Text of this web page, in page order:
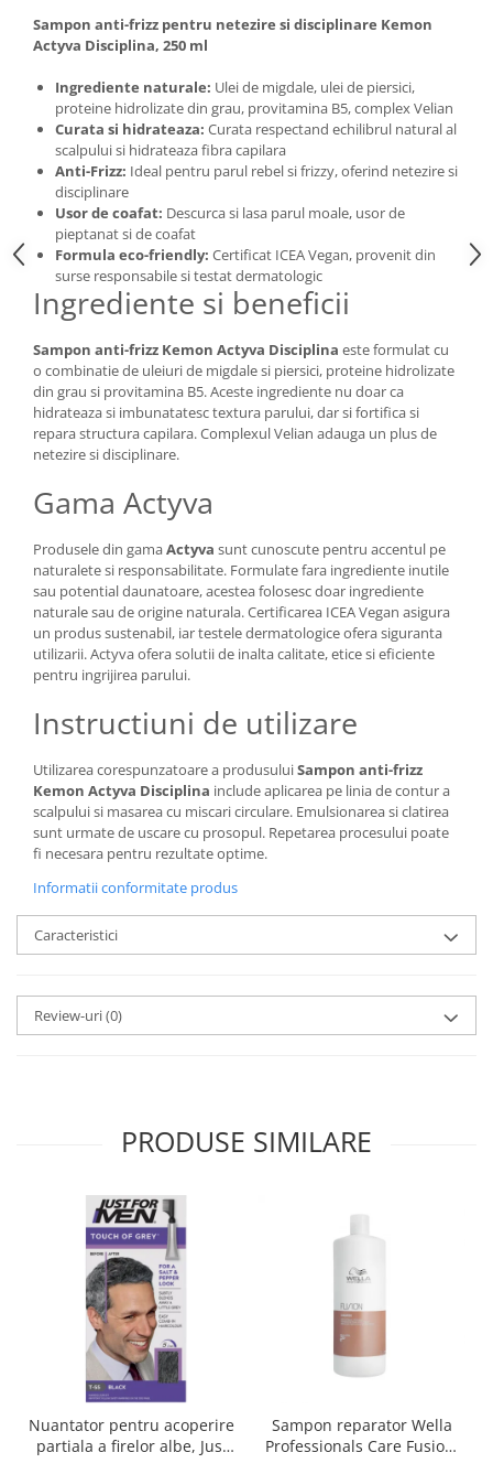
Sampon anti-frizz pentru netezire si disciplinare Kemon
Actyva Disciplina, 250 ml
Ingrediente naturale: Ulei de migdale, ulei de piersici,
proteine hidrolizate din grau, provitamina B5, complex Velian
Curata si hidrateaza: Curata respectand echilibrul natural al
scalpului si hidrateaza fibra capilara
Anti-Frizz: Ideal pentru parul rebel si frizzy, oferind netezire si
disciplinare
Usor de coafat: Descurca si lasa parul moale, usor de
pieptanat si de coafat
Formula eco-friendly: Certificat ICEA Vegan, provenit din
surse responsabile si testat dermatologic
Ingrediente si beneficii
Sampon anti-frizz Kemon Actyva Disciplina este formulat cu
o combinatie de uleiuri de migdale si piersici, proteine hidrolizate
din grau si provitamina B5. Aceste ingrediente nu doar ca
hidrateaza si imbunatatesc textura parului, dar si fortifica si
repara structura capilara. Complexul Velian adauga un plus de
netezire si disciplinare.
Gama Actyva
Produsele din gamaActyva sunt cunoscute pentru accentul pe
naturalete si responsabilitate. Formulate fara ingrediente inutile
sau potential daunatoare, acestea folosesc doar ingrediente
naturale sau de origine naturala. Certificarea ICEA Vegan asigura
un produs sustenabil, iar testele dermatologice ofera siguranta
utilizarii. Actyva ofera solutii de inalta calitate, etice si eficiente
pentru ingrijirea parului.
Instructiuni de utilizare
Utilizarea corespunzatoare a produsuluiSampon anti-frizz
Kemon Actyva Disciplina include aplicarea pe linia de contur a
scalpului si masarea cu miscari circulare. Emulsionarea si clatirea
sunt urmate de uscare cu prosopul. Repetarea procesului poate
fi necesara pentru rezultate optime.
Informatii conformitate produs
Caracteristici
Review-uri(0)
PRODUSE SIMILARE
Nuantator pentru acoperire
partiala a firelor albe, Just
Sampon reparator Wella
Professionals Care Fusion,